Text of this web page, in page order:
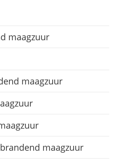
maagzuur
maagzuur
maagzuur